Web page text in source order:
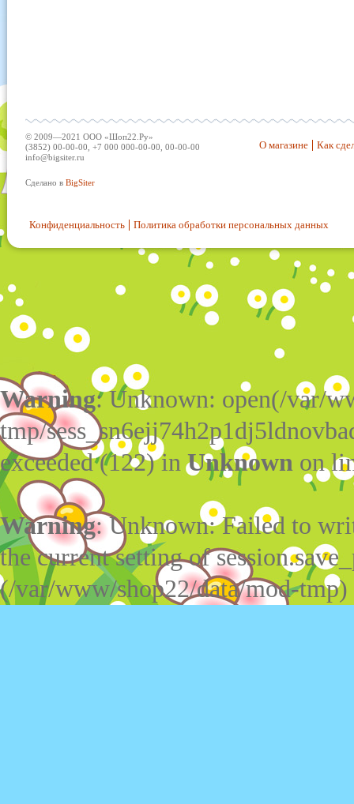
© 2009—2021 ООО «Шоп22.Ру»
(3852) 00-00-00, +7 000 000-00-00, 00-00-00
info@bigsiter.ru
Сделано в BigSiter
О магазине Как
Конфиденциальность Политика обработки персональных данных
Warning: Unknown: open(/var/
tmp/
exceeded (122) inUnknown on
Warning: Unknown: Failed to
the current setting of
(/var/www/shop22/data/mod-